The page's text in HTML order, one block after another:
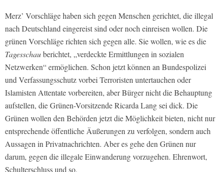
Merz’ Vorschläge haben sich gegen Menschen gerichtet, die illegal
nach Deutschland eingereist sind oder noch einreisen wollen. Die
grünen Vorschläge richten sich gegen alle. Sie wollen, wie es die
Tagesschauberichtet, „verdeckte Ermittlungen in sozialen
Netzwerken“ ermöglichen. Schon jetzt können an Bundespolizei
und Verfassungsschutz vorbei Terroristen untertauchen oder
Islamisten Attentate vorbereiten, aber Bürger nicht die Behauptung
aufstellen, die Grünen-Vorsitzende Ricarda Lang sei dick. Die
Grünen wollen den Behörden jetzt die Möglichkeit bieten, nicht nur
entsprechende öffentliche Äußerungen zu verfolgen, sondern auch
Aussagen in Privatnachrichten. Aber es gehe den Grünen nur
darum, gegen die illegale Einwanderung vorzugehen. Ehrenwort,
Schulterschluss und so.